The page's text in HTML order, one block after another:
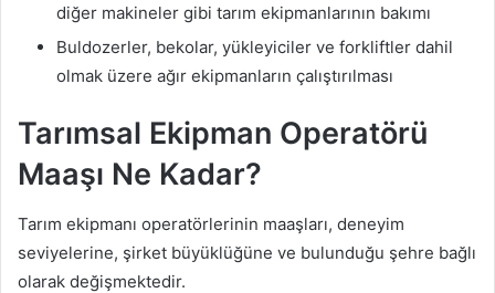
diğer makineler gibi tarım ekipmanlarının bakımı
Buldozerler, bekolar, yükleyiciler ve forkliftler dahil
olmak üzere ağır ekipmanların çalıştırılması
Tarımsal Ekipman Operatörü
Maaşı Ne Kadar?
Tarım ekipmanı operatörlerinin maaşları, deneyim
seviyelerine, şirket büyüklüğüne ve bulunduğu şehre bağlı
olarak değişmektedir.